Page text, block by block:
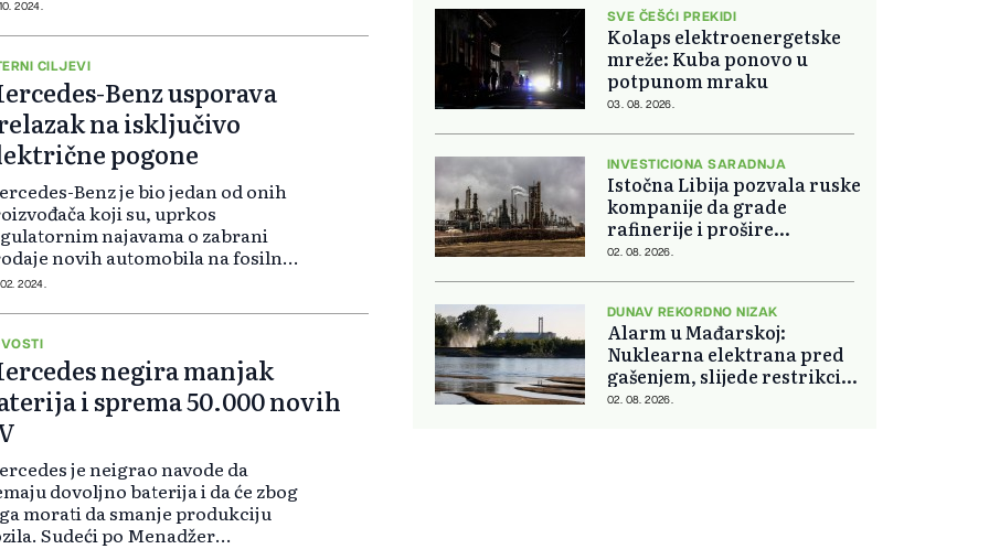
materijale koji se mogu
za vi...
2024.
CILJEVI
Benz usporava
na isključivo
pogone
Benz je bio jedan od onih
koji su, uprkos
najavama o zabrani
novih automobila na fosilna
od 2035. godine, svoje interne
tri su godine tako bili naj...
2024.
negira manjak
i sprema 50.000 novih
je neigrao navode da
dovoljno baterija i da će zbog
morati da smanje produkciju
po Menadžer
SVE ČEŠĆI PREKIDI
Kolaps elektroenergetske
mreže: Kuba ponovo u
potpunom mraku
03. 08. 2026.
INVESTICIONA SARADNJA
Istočna Libija pozvala ruske
kompanije da grade
rafinerije i prošire
energetsku saradnju
02. 08. 2026.
DUNAV REKORDNO NIZAK
Alarm u Mađarskoj:
Nuklearna elektrana pred
gašenjem, slijede restrikcije
struje i vode
02. 08. 2026.